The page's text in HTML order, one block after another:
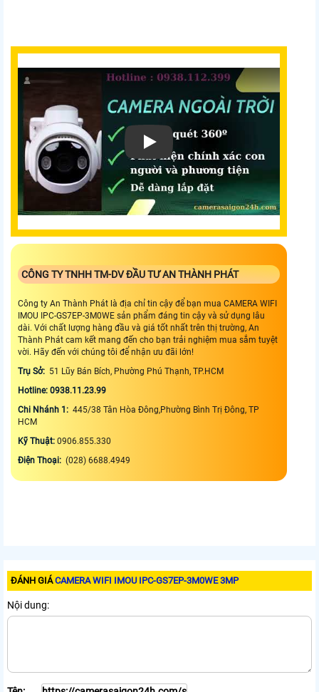
CÔNG TY TNHH TM-DV ĐẦU TƯ AN THÀNH PHÁT
Công ty An Thành Phát là địa chỉ tin cậy để bạn mua CAMERA WIFI
IMOU IPC-GS7EP-3M0WE sản phẩm đáng tin cậy và sử dụng lâu
dài. Với chất lượng hàng đầu và giá tốt nhất trên thị trường, An
Thành Phát cam kết mang đến cho bạn trải nghiệm mua sắm tuyệt
vời. Hãy đến với chúng tôi để nhận ưu đãi lớn!
Trụ Sở: 51 Lũy Bán Bích, Phường Phú Thạnh, TP.HCM
Hotline: 0938.11.23.99
Chi Nhánh 1: 445/38 Tân Hòa Đông,Phường Bình Trị Đông, TP
HCM
Kỹ Thuật: 0906.855.330
Điện Thoại: (028) 6688.4949
ĐÁNH GIÁCAMERA WIFI IMOU IPC-GS7EP-3M0WE 3MP
Nội dung: